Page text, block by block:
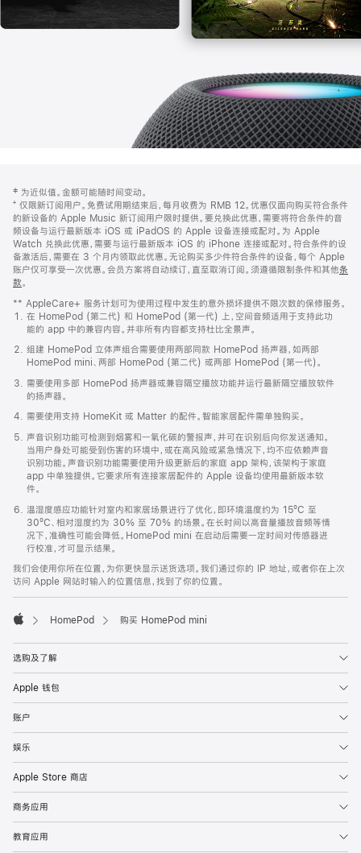
页
页
脚
注
‡ 为近似值。金额可能随时间变动。
⁺ 仅限新订阅用户。免费试用期结束后，每月收费为 RMB 12。优惠仅面向购买符合条件
的新设备的 Apple Music 新订阅用户限时提供。要兑换此优惠，需要将符合条件的音
频设备与运行最新版本 iOS 或 iPadOS 的 Apple 设备连接或配对。为 Apple
Watch 兑换此优惠，需要与运行最新版本 iOS 的 iPhone 连接或配对。符合条件的设
备激活后，需要在 3 个月内领取此优惠。无论购买多少件符合条件的设备，每个 Apple
账户仅可享受一次优惠。会员方案将自动续订，直至取消订阅。须遵循限制条件和其他条
款。
窗
口
中
打
开)
** AppleCare+ 服务计划可为使用过程中发生的意外损坏提供不限次数的保修服务。
在 HomePod (第二代) 和 HomePod (第一代) 上，空间音频适用于支持此功
能的 app 中的兼容内容。并非所有内容都支持杜比全景声。
组建 HomePod 立体声组合需要使用两部同款 HomePod 扬声器，如两部
HomePod mini、两部 HomePod (第二代) 或两部 HomePod (第一代)。
需要使用多部 HomePod 扬声器或兼容隔空播放功能并运行最新隔空播放软件
的扬声器。
需要使用支持 HomeKit 或 Matter 的配件。智能家居配件需单独购买。
声音识别功能可检测到烟雾和一氧化碳的警报声，并可在识别后向你发送通知。
当用户身处可能受到伤害的环境中，或在高风险或紧急情况下，均不应依赖声音
识别功能。声音识别功能需要使用升级更新后的家庭 app 架构，该架构于家庭
app 中单独提供。它要求所有连接家居配件的 Apple 设备均使用最新版本软
件。
温湿度感应功能针对室内和家居场景进行了优化，即环境温度约为 15ºC 至
30ºC、相对湿度约为 30% 至 70% 的场景。在长时间以高音量播放音频等情
况下，准确性可能会降低。HomePod mini 在启动后需要一定时间对传感器进
行校准，才可显示结果。
我们会使用你所在位置，为你更快显示送货选项。我们通过你的 IP 地址，或者你在上次
访问 Apple 网站时输入的位置信息，找到了你的位置。
HomePod 购买 HomePod mini
选购及了解
Apple 钱包
账户
娱乐
Apple Store 商店
商务应用
教育应用